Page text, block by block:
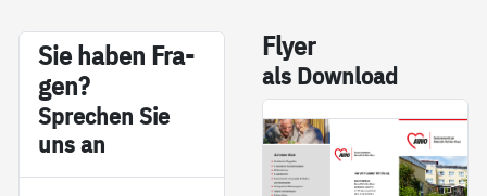
Sie ha­ben Fra­
gen?
Sp­re­chen Sie
uns an
Fly­er
als Down­load